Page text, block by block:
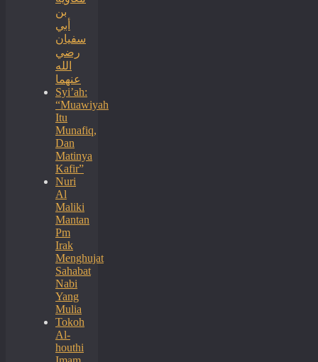
بن
أبي
سفيان
رضي
الله
عنهما
Syi’ah:
“Muawiyah
Itu
Munafiq,
Dan
Matinya
Kafir”
Nuri
Al
Maliki
Mantan
Pm
Irak
Menghujat
Sahabat
Nabi
Yang
Mulia
Tokoh
Al-
houthi